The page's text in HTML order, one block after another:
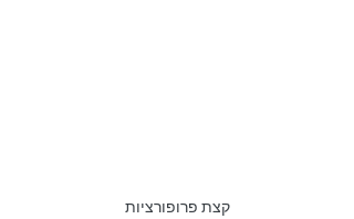
קצת פרופורציות